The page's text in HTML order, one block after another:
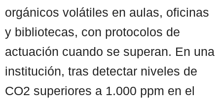
orgánicos volátiles en aulas, oficinas
y bibliotecas, con protocolos de
actuación cuando se superan. En una
institución, tras detectar niveles de
CO2 superiores a 1.000 ppm en el